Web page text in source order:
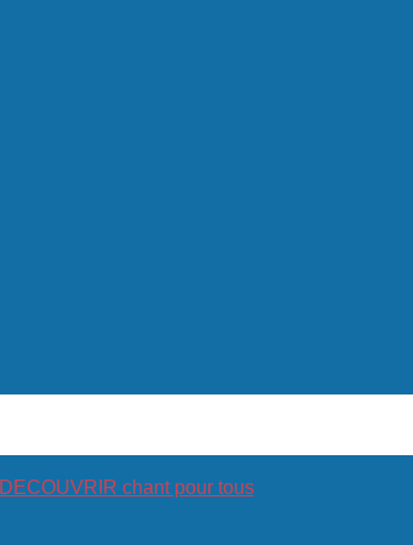
DECOUVRIR chant pour tous